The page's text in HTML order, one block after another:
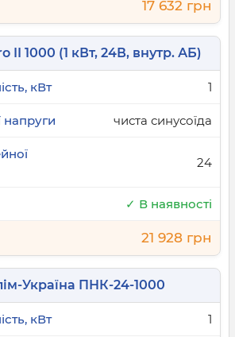
17 632 грн
1000 (1 кВт, 24В, внутр. АБ)
1
чиста синусоїда
24
✓ В наявності
21 928 грн
Україна ПНК-24-1000
1